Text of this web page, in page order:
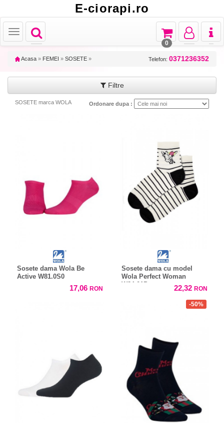
E-ciorapi.ro
Toggle
navigation
Toggle
Toggle
navigation
Toggle
navigation
Toggle
navigation
0
Acasa » FEMEI » SOSETE » Telefon: 0371236352
Filtre
SOSETE marca WOLA Ordonare dupa :
Sosete dama Wola Be
Active W81.0S0
17,06 RON
Sosete dama cu model
Wola Perfect Woman
W84.01P
22,32 RON
-50%